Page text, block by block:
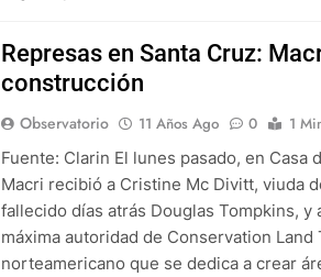
Represas en Santa Cruz:
construcción
Observatorio 11 Años Ago 0
1
Fuente: Clarin El lunes pasado, en Casa
Macri recibió a Cristine Mc Divitt, viuda
fallecido días atrás Douglas Tompkins, y
máxima autoridad de Conservation Land
norteamericano que se dedica a crear